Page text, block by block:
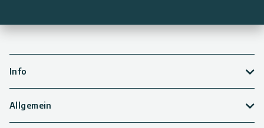
Info
Allgemein